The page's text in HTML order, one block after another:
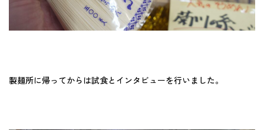
製麺所に帰ってからは試食とインタビューを行いました。